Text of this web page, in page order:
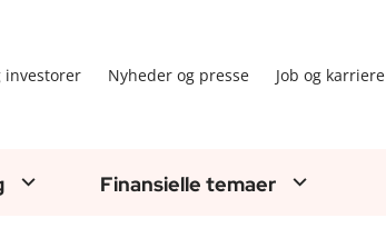
investorer Nyheder og presse Job og karriere
Finansielle temaer